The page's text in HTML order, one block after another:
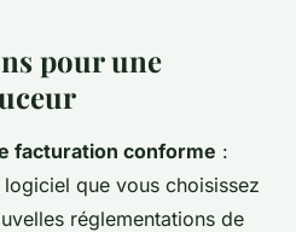
pour une
facturation conforme :
que vous choisissez
réglementations de